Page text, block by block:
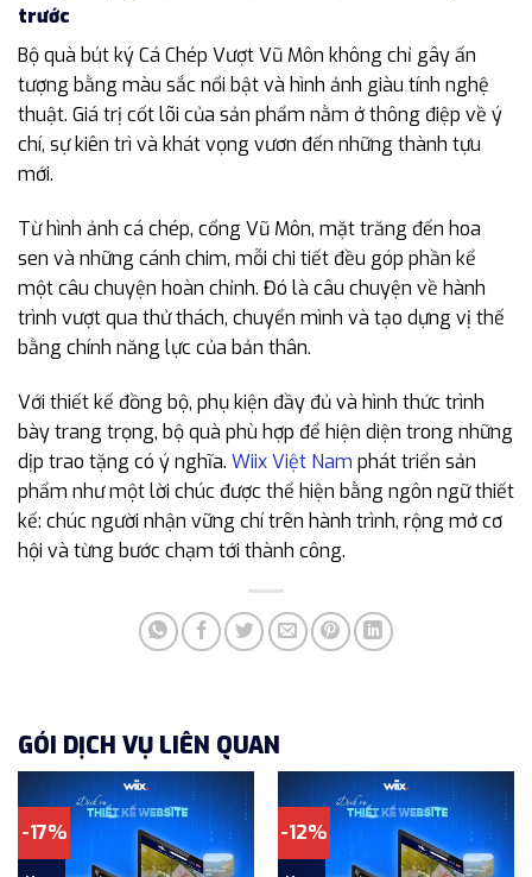
trước
Bộ quà bút ký Cá Chép Vượt Vũ Môn không chỉ gây ấn
tượng bằng màu sắc nổi bật và hình ảnh giàu tính nghệ
thuật. Giá trị cốt lõi của sản phẩm nằm ở thông điệp về ý
chí, sự kiên trì và khát vọng vươn đến những thành tựu
mới.
Từ hình ảnh cá chép, cổng Vũ Môn, mặt trăng đến hoa
sen và những cánh chim, mỗi chi tiết đều góp phần kể
một câu chuyện hoàn chỉnh. Đó là câu chuyện về hành
trình vượt qua thử thách, chuyển mình và tạo dựng vị thế
bằng chính năng lực của bản thân.
Với thiết kế đồng bộ, phụ kiện đầy đủ và hình thức trình
bày trang trọng, bộ quà phù hợp để hiện diện trong những
dịp trao tặng có ý nghĩa. Wiix Việt Nam phát triển sản
phẩm như một lời chúc được thể hiện bằng ngôn ngữ thiết
kế: chúc người nhận vững chí trên hành trình, rộng mở cơ
hội và từng bước chạm tới thành công.
GÓI DỊCH VỤ LIÊN QUAN
-17% -12%